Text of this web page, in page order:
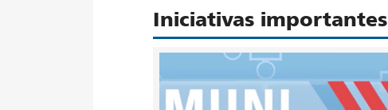
Iniciativas importantes